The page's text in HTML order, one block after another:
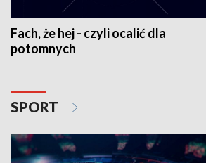
Fach, że hej - czyli ocalić dla
potomnych
SPORT